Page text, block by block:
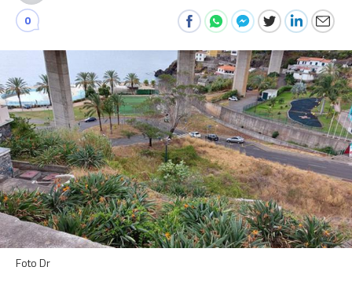
0
Foto Dr